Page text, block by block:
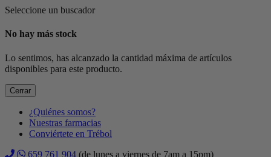
Seleccione un buscador
No hay más stock
Lo sentimos, has alcanzado la cantidad máxima de artículos
disponibles para este producto.
Cerrar
¿Quiénes somos?
Nuestras farmacias
Conviértete en Trébol
659 761 904 (de lunes a viernes de 7am a 15pm)